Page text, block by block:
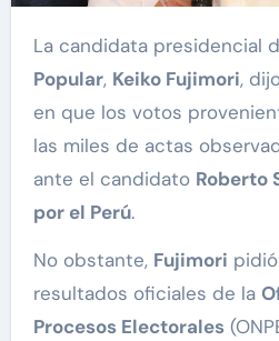
La candidata presidencial
Popular, Keiko Fujimori,
en que los votos
las miles de actas
ante el candidato Roberto
por el Perú.
No obstante, Fujimori
resultados oficiales de la
Procesos Electorales